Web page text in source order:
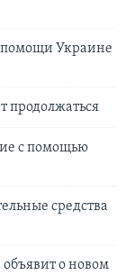
помощи Украине
с помощью
средства
о новом